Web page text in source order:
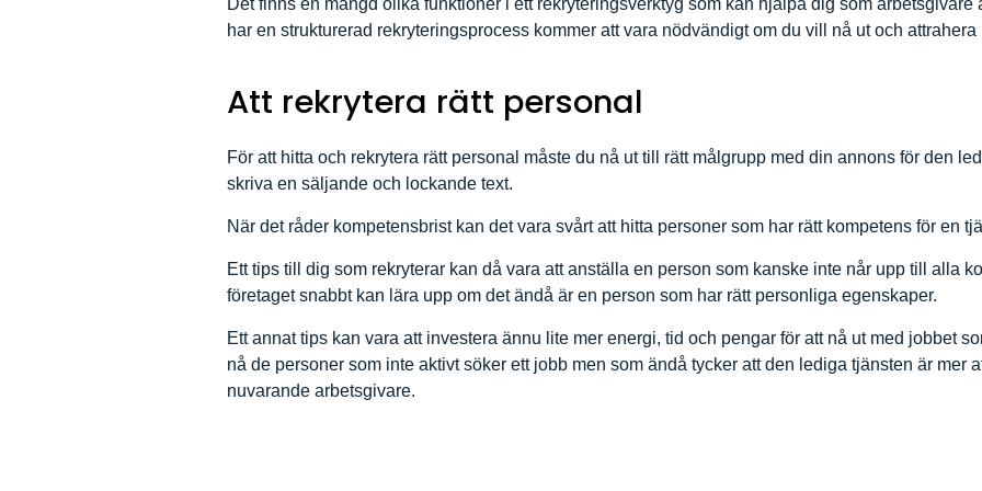
har en strukturerad rekryteringsprocess kommer att vara nödvändigt om du vill nå ut och attrahera
Att rekrytera rätt personal
För att hitta och rekrytera rätt personal måste du nå ut till rätt målgrupp med din annons för den
skriva en säljande och lockande text.
När det råder kompetensbrist kan det vara svårt att hitta personer som har rätt kompetens för en
Ett tips till dig som rekryterar kan då vara att anställa en person som kanske inte når upp till alla
företaget snabbt kan lära upp om det ändå är en person som har rätt personliga egenskaper.
Ett annat tips kan vara att investera ännu lite mer energi, tid och pengar för att nå ut med jobbet
nå de personer som inte aktivt söker ett jobb men som ändå tycker att den lediga tjänsten är mer
nuvarande arbetsgivare.